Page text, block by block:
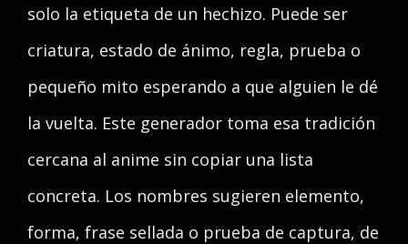
solo la etiqueta de un hechizo. Puede ser
criatura, estado de ánimo, regla, prueba o
pequeño mito esperando a que alguien le dé
la vuelta. Este generador toma esa tradición
cercana al anime sin copiar una lista
concreta. Los nombres sugieren elemento,
forma, frase sellada o prueba de captura, de